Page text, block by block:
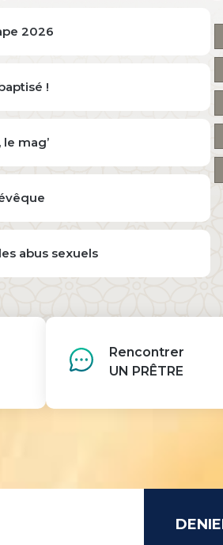
2026
!
mag’
abus sexuels
Rencontrer
UN PRÊTRE